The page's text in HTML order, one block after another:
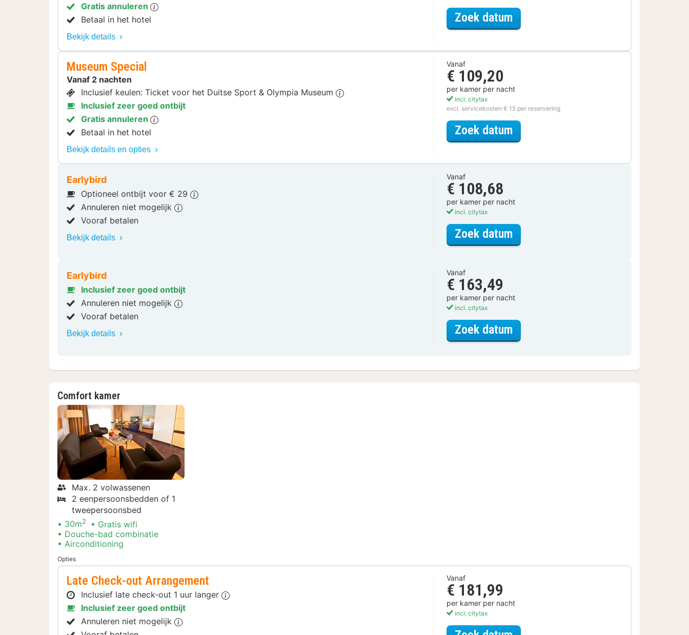
Gratis annuleren
Betaal in het hotel
Bekijk details
Zoek datum
Museum Special
Vanaf 2 nachten
Inclusief keulen: Ticket voor het Duitse Sport & Olympia Museum
Inclusief zeer goed ontbijt
Gratis annuleren
Betaal in het hotel
Bekijk details en opties
Vanaf
€ 109,20
per kamer per nacht
incl. citytax
excl. servicekosten € 15 per reservering
Zoek datum
Earlybird
Optioneel ontbijt voor € 29
Annuleren niet mogelijk
Vooraf betalen
Bekijk details
Vanaf
€ 108,68
per kamer per nacht
incl. citytax
Zoek datum
Earlybird
Inclusief zeer goed ontbijt
Annuleren niet mogelijk
Vooraf betalen
Bekijk details
Vanaf
€ 163,49
per kamer per nacht
incl. citytax
Zoek datum
Comfort kamer
Max. 2 volwassenen
2 eenpersoonsbedden of 1
tweepersoonsbed
30m2
Gratis wifi
Douche-bad combinatie
Airconditioning
Opties
Late Check-out Arrangement
Inclusief late check-out 1 uur langer
Inclusief zeer goed ontbijt
Annuleren niet mogelijk
Vanaf
€ 181,99
per kamer per nacht
incl. citytax